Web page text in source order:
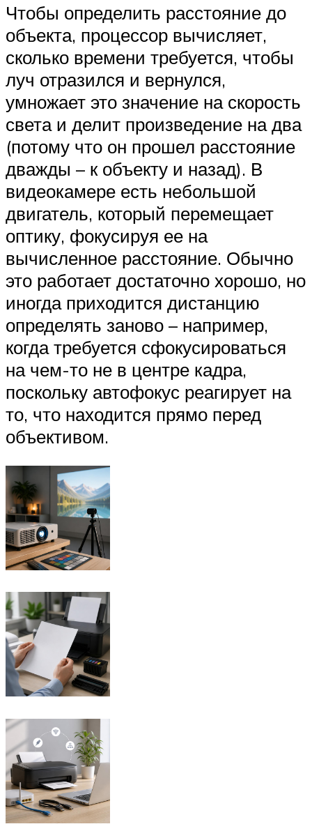
Чтобы определить расстояние до
объекта, процессор вычисляет,
сколько времени требуется, чтобы
луч отразился и вернулся,
умножает это значение на скорость
света и делит произведение на два
(потому что он прошел расстояние
дважды – к объекту и назад). В
видеокамере есть небольшой
двигатель, который перемещает
оптику, фокусируя ее на
вычисленное расстояние. Обычно
это работает достаточно хорошо, но
иногда приходится дистанцию
определять заново – например,
когда требуется сфокусироваться
на чем-то не в центре кадра,
поскольку автофокус реагирует на
то, что находится прямо перед
объективом.